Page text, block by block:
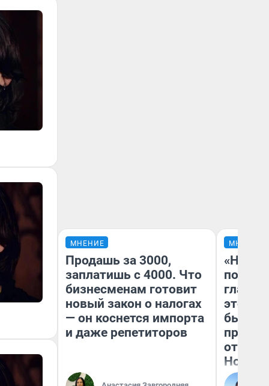
МНЕНИЕ
Продашь за 3000,
заплатишь с 4000. Что
бизнесменам готовит
новый закон о налогах
— он коснется импорта
и даже репетиторов
МНЕНИЕ
этого
бьет
отзыв
Нолана